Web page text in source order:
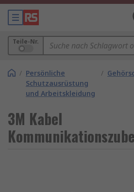
Teile-Nr.
/ Persönliche
Schutzausrüstung
und Arbeitskleidung
/
3M Kabel